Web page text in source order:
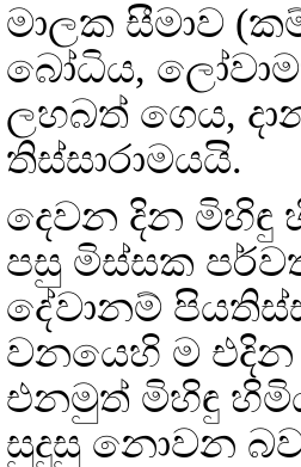
මාලක සීමාව
බෝධිය,
ලහබත් ගෙය,
තිස්සාරාමයයි.
දෙවන දින
පසු මිස්සක
දේවානම්
වනයෙහි ම එදින
එනමුත් මිහිඳු
සුදුසු නොවන